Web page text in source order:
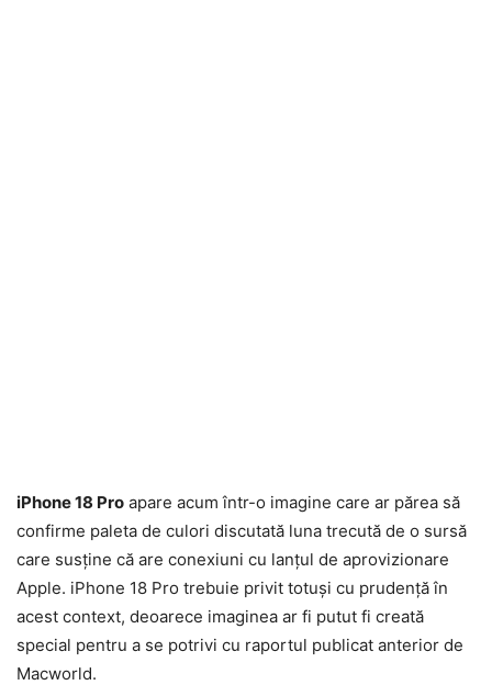
iPhone 18 Pro apare acum într-o imagine care ar părea să
confirme paleta de culori discutată luna trecută de o sursă
care susține că are conexiuni cu lanțul de aprovizionare
Apple. iPhone 18 Pro trebuie privit totuși cu prudență în
acest context, deoarece imaginea ar fi putut fi creată
special pentru a se potrivi cu raportul publicat anterior de
Macworld.